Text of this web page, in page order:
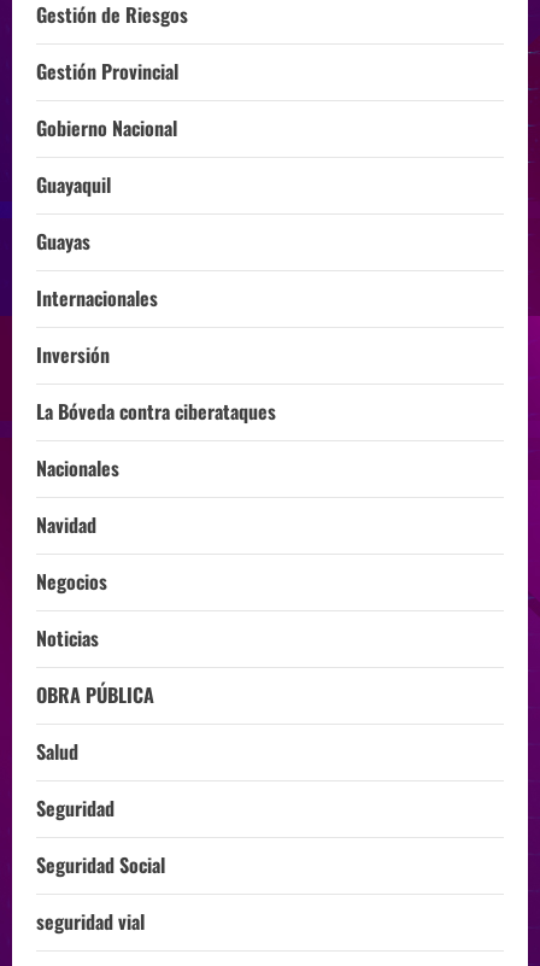
Gestión de Riesgos
Gestión Provincial
Gobierno Nacional
Guayaquil
Guayas
Internacionales
Inversión
La Bóveda contra ciberataques
Nacionales
Navidad
Negocios
Noticias
OBRA PÚBLICA
Salud
Seguridad
Seguridad Social
seguridad vial